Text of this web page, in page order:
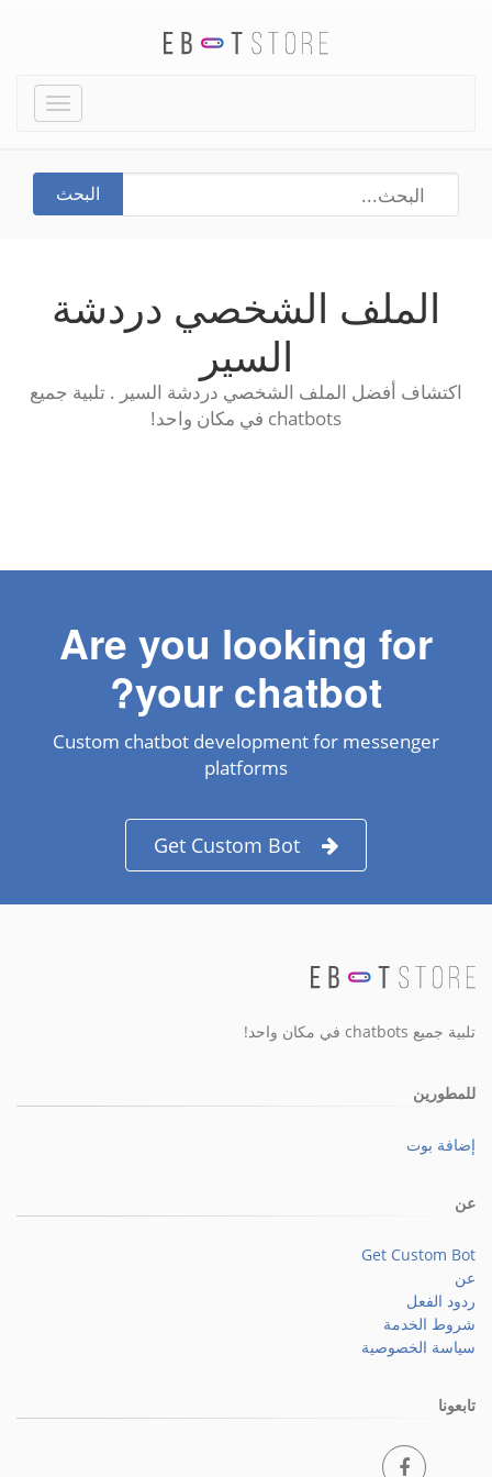
Toggle
البحث
الملف الشخصي دردشة
السير
اكتشاف أفضل الملف الشخصي دردشة السير . تلبية جميع
chatbots في مكان واحد!
Are you looking for
your chatbot?
Custom chatbot development for messenger
platforms
Get Custom Bot
تلبية جميع chatbots في مكان واحد!
للمطورين
إضافة بوت
عن
Get Custom Bot
عن
ردود الفعل
شروط الخدمة
سياسة الخصوصية
تابعونا